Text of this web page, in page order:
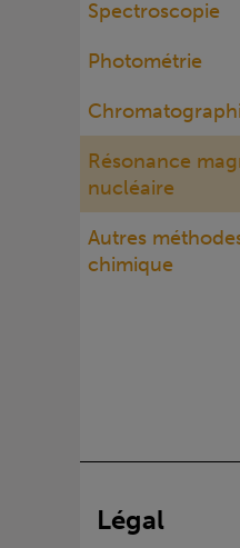
Spectroscopie
Photométrie
Résonance
nucléaire
Autres
chimique
Légal